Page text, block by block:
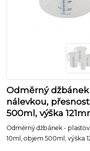
Odměrný
nálevkou,
500ml, výška
Odměrný džbánek -
10ml, objem 500ml, výška